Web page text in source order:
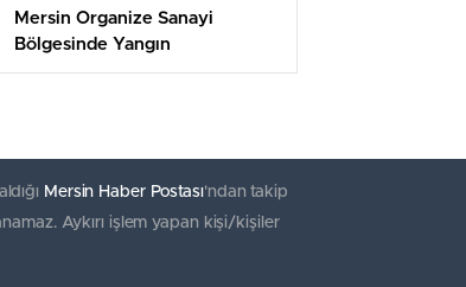
Mersin Organize Sanayi
Bölgesinde Yangın
Mersin Haber Postası'ndan takip
Aykırı işlem yapan kişi/kişiler